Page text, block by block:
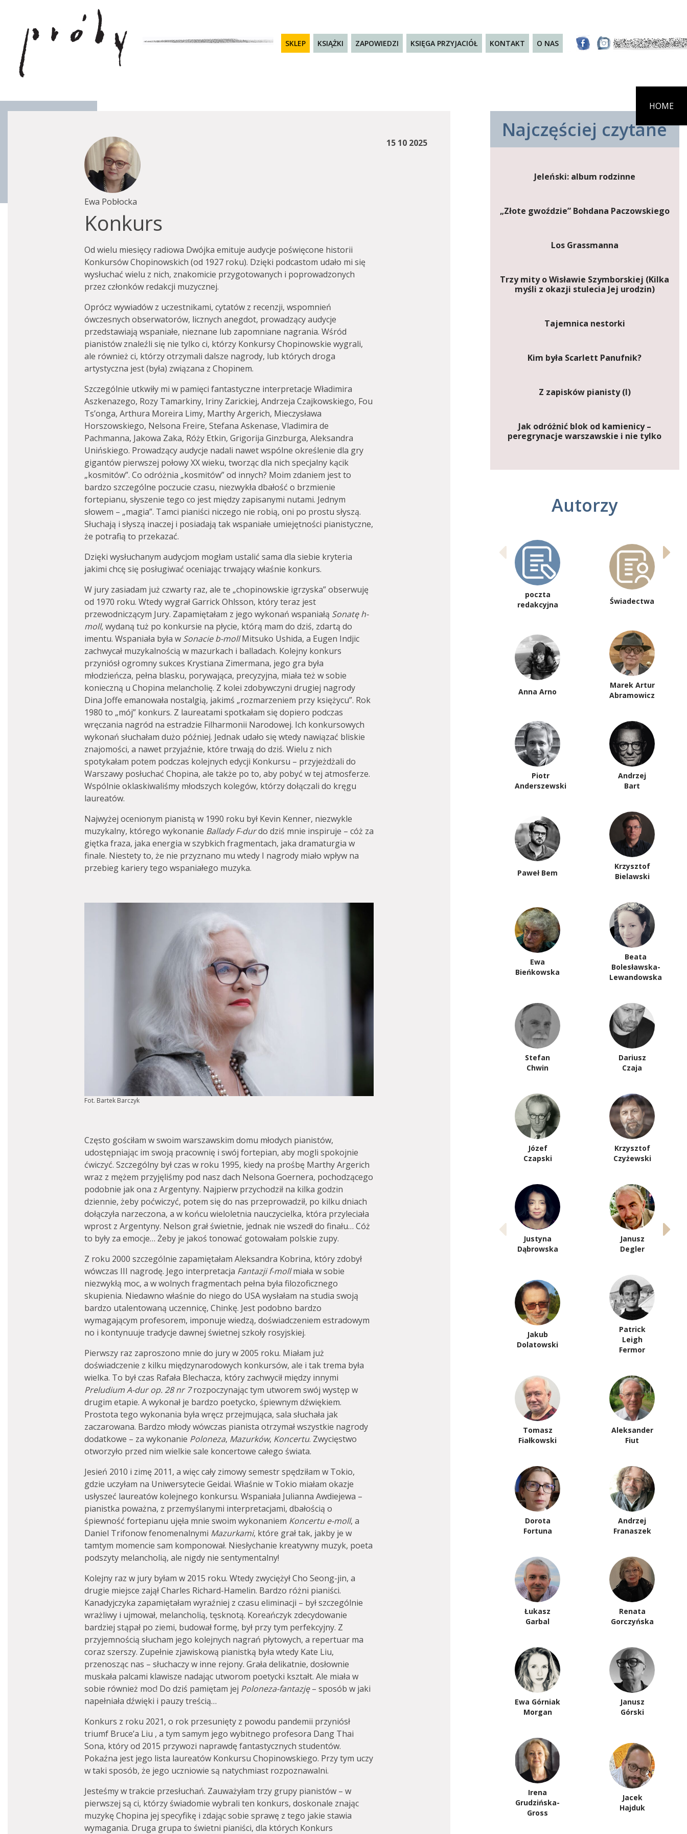
SKLEP KSIĄŻKI ZAPOWIEDZI KSIĘGA PRZYJACIÓŁ KONTAKT O NAS
HOME
15 10 2025
Ewa Pobłocka
Konkurs
Od wielu miesięcy radiowa Dwójka emituje audycje poświęcone historii
Konkursów Chopinowskich (od 1927 roku). Dzięki podcastom udało mi się
wysłuchać wielu z nich, znakomicie przygotowanych i poprowadzonych
przez członków redakcji muzycznej.
Oprócz wywiadów z uczestnikami, cytatów z recenzji, wspomnień
ówczesnych obserwatorów, licznych anegdot, prowadzący audycje
przedstawiają wspaniałe, nieznane lub zapomniane nagrania. Wśród
pianistów znaleźli się nie tylko ci, którzy Konkursy Chopinowskie wygrali,
ale również ci, którzy otrzymali dalsze nagrody, lub których droga
artystyczna jest (była) związana z Chopinem.
Szczególnie utkwiły mi w pamięci fantastyczne interpretacje Władimira
Aszkenazego, Rozy Tamarkiny, Iriny Zarickiej, Andrzeja Czajkowskiego, Fou
Ts’onga, Arthura Moreira Limy, Marthy Argerich, Mieczysława
Horszowskiego, Nelsona Freire, Stefana Askenase, Vladimira de
Pachmanna, Jakowa Zaka, Róży Etkin, Grigorija Ginzburga, Aleksandra
Unińskiego. Prowadzący audycje nadali nawet wspólne określenie dla gry
gigantów pierwszej połowy XX wieku, tworząc dla nich specjalny kącik
„kosmitów”. Co odróżnia „kosmitów” od innych? Moim zdaniem jest to
bardzo szczególne poczucie czasu, niezwykła dbałość o brzmienie
fortepianu, słyszenie tego co jest między zapisanymi nutami. Jednym
słowem – „magia”. Tamci pianiści niczego nie robią, oni po prostu słyszą.
Słuchają i słyszą inaczej i posiadają tak wspaniałe umiejętności pianistyczne,
że potrafią to przekazać.
Dzięki wysłuchanym audycjom mogłam ustalić sama dla siebie kryteria
jakimi chcę się posługiwać oceniając trwający właśnie konkurs.
W jury zasiadam już czwarty raz, ale te „chopinowskie igrzyska” obserwuję
od 1970 roku. Wtedy wygrał Garrick Ohlsson, który teraz jest
przewodniczącym Jury. Zapamiętałam z jego wykonań wspaniałą Sonatę h-
moll, wydaną tuż po konkursie na płycie, którą mam do dziś, zdartą do
imentu. Wspaniała była w Sonacie b-mollMitsuko Ushida, a Eugen Indjic
zachwycał muzykalnością w mazurkach i balladach. Kolejny konkurs
przyniósł ogromny sukces Krystiana Zimermana, jego gra była
młodzieńcza, pełna blasku, porywająca, precyzyjna, miała też w sobie
konieczną u Chopina melancholię. Z kolei zdobywczyni drugiej nagrody
Dina Joffe emanowała nostalgią, jakimś „rozmarzeniem przy księżycu”. Rok
1980 to „mój” konkurs. Z laureatami spotkałam się dopiero podczas
wręczania nagród na estradzie Filharmonii Narodowej. Ich konkursowych
wykonań słuchałam dużo później. Jednak udało się wtedy nawiązać bliskie
znajomości, a nawet przyjaźnie, które trwają do dziś. Wielu z nich
spotykałam potem podczas kolejnych edycji Konkursu – przyjeżdżali do
Warszawy posłuchać Chopina, ale także po to, aby pobyć w tej atmosferze.
Wspólnie oklaskiwaliśmy młodszych kolegów, którzy dołączali do kręgu
laureatów.
Najwyżej ocenionym pianistą w 1990 roku był Kevin Kenner, niezwykle
muzykalny, którego wykonanie Ballady F-durdo dziś mnie inspiruje – cóż za
giętka fraza, jaka energia w szybkich fragmentach, jaka dramaturgia w
finale. Niestety to, że nie przyznano mu wtedy I nagrody miało wpływ na
przebieg kariery tego wspaniałego muzyka.
Fot. Bartek Barczyk
Często gościłam w swoim warszawskim domu młodych pianistów,
udostępniając im swoją pracownię i swój fortepian, aby mogli spokojnie
ćwiczyć. Szczególny był czas w roku 1995, kiedy na prośbę Marthy Argerich
wraz z mężem przyjęliśmy pod nasz dach Nelsona Goernera, pochodzącego
podobnie jak ona z Argentyny. Najpierw przychodził na kilka godzin
dziennie, żeby poćwiczyć, potem się do nas przeprowadził, po kilku dniach
dołączyła narzeczona, a w końcu wieloletnia nauczycielka, która przyleciała
wprost z Argentyny. Nelson grał świetnie, jednak nie wszedł do finału… Cóż
to były za emocje… Żeby je jakoś tonować gotowałam polskie zupy.
Z roku 2000 szczególnie zapamiętałam Aleksandra Kobrina, który zdobył
wówczas III nagrodę. Jego interpretacja Fantazji f-mollmiała w sobie
niezwykłą moc, a w wolnych fragmentach pełna była filozoficznego
skupienia. Niedawno właśnie do niego do USA wysłałam na studia swoją
bardzo utalentowaną uczennicę, Chinkę. Jest podobno bardzo
wymagającym profesorem, imponuje wiedzą, doświadczeniem estradowym
no i kontynuuje tradycje dawnej świetnej szkoły rosyjskiej.
Pierwszy raz zaproszono mnie do jury w 2005 roku. Miałam już
doświadczenie z kilku międzynarodowych konkursów, ale i tak trema była
wielka. To był czas Rafała Blechacza, który zachwycił między innymi
Preludium A-dur op. 28 nr 7rozpoczynając tym utworem swój występ w
drugim etapie. A wykonał je bardzo poetycko, śpiewnym dźwiękiem.
Prostota tego wykonania była wręcz przejmująca, sala słuchała jak
zaczarowana. Bardzo młody wówczas pianista otrzymał wszystkie nagrody
dodatkowe – za wykonanie Poloneza, Mazurków, Koncertu. Zwycięstwo
otworzyło przed nim wielkie sale koncertowe całego świata.
Jesień 2010 i zimę 2011, a więc cały zimowy semestr spędziłam w Tokio,
gdzie uczyłam na Uniwersytecie Geidai. Właśnie w Tokio miałam okazje
usłyszeć laureatów kolejnego konkursu. Wspaniała Julianna Awdiejewa –
pianistka poważna, z przemyślanymi interpretacjami, dbałością o
śpiewność fortepianu ujęła mnie swoim wykonaniem Koncertu e-moll, a
Daniel Trifonow fenomenalnymi Mazurkami, które grał tak, jakby je w
tamtym momencie sam komponował. Niesłychanie kreatywny muzyk, poeta
podszyty melancholią, ale nigdy nie sentymentalny!
Kolejny raz w jury byłam w 2015 roku. Wtedy zwyciężył Cho Seong-jin, a
drugie miejsce zajął Charles Richard-Hamelin. Bardzo różni pianiści.
Kanadyjczyka zapamiętałam wyraźniej z czasu eliminacji – był szczególnie
wrażliwy i ujmował, melancholią, tęsknotą. Koreańczyk zdecydowanie
bardziej stąpał po ziemi, budował formę, był przy tym perfekcyjny. Z
przyjemnością słucham jego kolejnych nagrań płytowych, a repertuar ma
coraz szerszy. Zupełnie zjawiskową pianistką była wtedy Kate Liu,
przenosząc nas – słuchaczy w inne rejony. Grała delikatnie, dosłownie
muskała palcami klawisze nadając utworom poetycki kształt. Ale miała w
sobie również moc! Do dziś pamiętam jej Poloneza-fantazję– sposób w jaki
napełniała dźwięki i pauzy treścią…
Konkurs z roku 2021, o rok przesunięty z powodu pandemii przyniósł
triumf Bruce’a Liu , a tym samym jego wybitnego profesora Dang Thai
Sona, który od 2015 przywozi naprawdę fantastycznych studentów.
Pokaźna jest jego lista laureatów Konkursu Chopinowskiego. Przy tym uczy
w taki sposób, że jego uczniowie są natychmiast rozpoznawalni.
Jesteśmy w trakcie przesłuchań. Zauważyłam trzy grupy pianistów – w
pierwszej są ci, którzy świadomie wybrali ten konkurs, doskonale znając
muzykę Chopina jej specyfikę i zdając sobie sprawę z tego jakie stawia
wymagania. Druga grupa to świetni pianiści, dla których Konkurs
Najczęściej czytane
Jeleński: album rodzinne
„Złote gwoździe” Bohdana Paczowskiego
Los Grassmanna
Trzy mity o Wisławie Szymborskiej (Kilka
myśli z okazji stulecia Jej urodzin)
Tajemnica nestorki
Kim była Scarlett Panufnik?
Z zapisków pianisty (I)
Jak odróżnić blok od kamienicy –
peregrynacje warszawskie i nie tylko
Autorzy
poczta
redakcyjna
Świadectwa
Anna Arno
Marek Artur
Abramowicz
Piotr
Anderszewski
Andrzej
Bart
Paweł Bem
Krzysztof
Bielawski
Ewa
Bieńkowska
Beata
Bolesławska-
Lewandowska
Stefan
Chwin
Dariusz
Czaja
Józef
Czapski
Krzysztof
Czyżewski
Justyna
Dąbrowska
Janusz
Degler
Jakub
Dolatowski
Patrick
Leigh
Fermor
Tomasz
Fiałkowski
Aleksander
Fiut
Dorota
Fortuna
Andrzej
Franaszek
Łukasz
Garbal
Renata
Gorczyńska
Ewa Górniak
Morgan
Janusz
Górski
Irena
Grudzińska-
Gross
Jacek
Hajduk